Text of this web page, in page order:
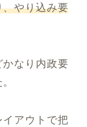
やり込み要
なり内政要
アウトで把